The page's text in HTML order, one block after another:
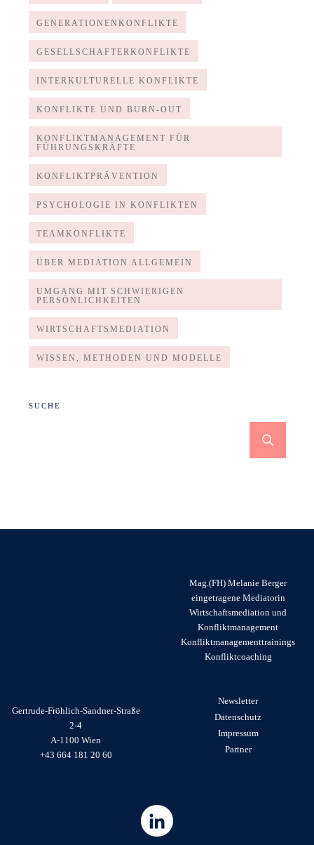
GENERATIONENKONFLIKTE
GESELLSCHAFTERKONFLIKTE
INTERKULTURELLE KONFLIKTE
KONFLIKTE UND BURN-OUT
KONFLIKTMANAGEMENT FÜR
FÜHRUNGSKRÄFTE
KONFLIKTPRÄVENTION
PSYCHOLOGIE IN KONFLIKTEN
TEAMKONFLIKTE
ÜBER MEDIATION ALLGEMEIN
UMGANG MIT SCHWIERIGEN
PERSÖNLICHKEITEN
WIRTSCHAFTSMEDIATION
WISSEN, METHODEN UND MODELLE
SUCHE
Mag.(FH) Melanie Berger
eingetragene Mediatorin
Wirtschaftsmediation und
Konfliktmanagement
Konfliktmanagementtrainings
Konfliktcoaching
Gertrude-Fröhlich-Sandner-Straße
2-4
A-1100 Wien
+43 664 181 20 60
Newsletter
Datenschutz
Impressum
Partner